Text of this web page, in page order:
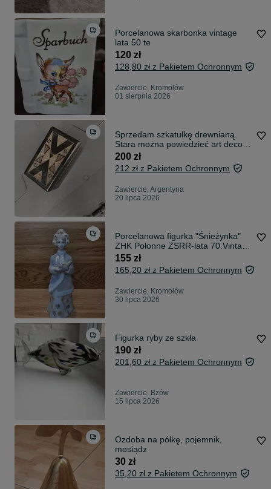
Porcelanowa skarbonka vintage
lata 50 te
120 zł
128,80 zł z Pakietem Ochronnym
Zawiercie, Kromołów
01 sierpnia 2026
Sprzedam szkatułkę drewnianą.
Stara można powiedzieć art deco.
Fajny stan. Polecam.
200 zł
212 zł z Pakietem Ochronnym
Zawiercie, Argentyna
20 lipca 2026
Porcelanowa figurka "Śnieżynka"
ZHK Połonne ZSRR-lata 70.Vintage
(Oryginał)
155 zł
165,20 zł z Pakietem Ochronnym
Zawiercie, Kromołów
30 lipca 2026
Figurka ryby ze szkła
190 zł
201,60 zł z Pakietem Ochronnym
Zawiercie, Bzów
15 lipca 2026
Ozdoba na półkę, pojemnik,
mosiądz
30 zł
35,20 zł z Pakietem Ochronnym